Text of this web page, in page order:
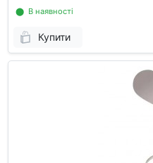
⬤ В наявності
Купити